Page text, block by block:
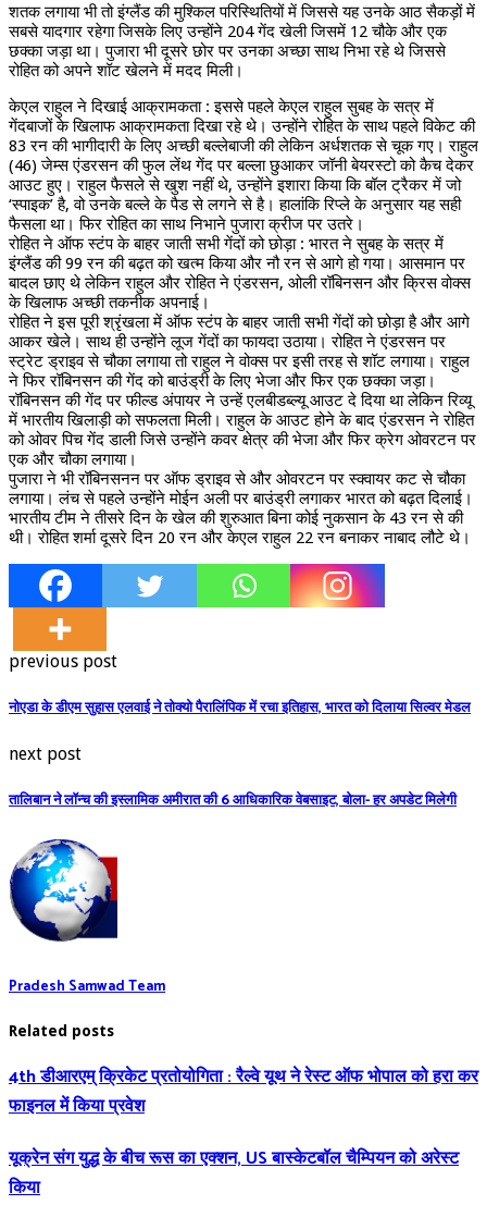
शतक लगाया भी तो इंग्लैंड की मुश्किल परिस्थितियों में जिससे यह उनके आठ सैकड़ों में
सबसे यादगार रहेगा जिसके लिए उन्होंने 204 गेंद खेली जिसमें 12 चौके और एक
छक्का जड़ा था। पुजारा भी दूसरे छोर पर उनका अच्छा साथ निभा रहे थे जिससे
रोहित को अपने शॉट खेलने में मदद मिली।
केएल राहुल ने दिखाई आक्रामकता : इससे पहले केएल राहुल सुबह के सत्र में
गेंदबाजों के खिलाफ आक्रामकता दिखा रहे थे। उन्होंने रोहित के साथ पहले विकेट की
83 रन की भागीदारी के लिए अच्छी बल्लेबाजी की लेकिन अर्धशतक से चूक गए। राहुल
(46) जेम्स एंडरसन की फुल लेंथ गेंद पर बल्ला छुआकर जॉनी बेयरस्टो को कैच देकर
आउट हुए। राहुल फैसले से खुश नहीं थे, उन्होंने इशारा किया कि बॉल ट्रैकर में जो
‘स्पाइक’ है, वो उनके बल्ले के पैड से लगने से है। हालांकि रिप्ले के अनुसार यह सही
फैसला था। फिर रोहित का साथ निभाने पुजारा क्रीज पर उतरे।
रोहित ने ऑफ स्टंप के बाहर जाती सभी गेंदों को छोड़ा : भारत ने सुबह के सत्र में
इंग्लैंड की 99 रन की बढ़त को खत्म किया और नौ रन से आगे हो गया। आसमान पर
बादल छाए थे लेकिन राहुल और रोहित ने एंडरसन, ओली रॉबिनसन और क्रिस वोक्स
के खिलाफ अच्छी तकनीक अपनाई।
रोहित ने इस पूरी श्रृंखला में ऑफ स्टंप के बाहर जाती सभी गेंदों को छोड़ा है और आगे
आकर खेले। साथ ही उन्होंने लूज गेंदों का फायदा उठाया। रोहित ने एंडरसन पर
स्ट्रेट ड्राइव से चौका लगाया तो राहुल ने वोक्स पर इसी तरह से शॉट लगाया। राहुल
ने फिर रॉबिनसन की गेंद को बाउंड्री के लिए भेजा और फिर एक छक्का जड़ा।
रॉबिनसन की गेंद पर फील्ड अंपायर ने उन्हें एलबीडब्ल्यू आउट दे दिया था लेकिन रिव्यू
में भारतीय खिलाड़ी को सफलता मिली। राहुल के आउट होने के बाद एंडरसन ने रोहित
को ओवर पिच गेंद डाली जिसे उन्होंने कवर क्षेत्र की भेजा और फिर क्रेग ओवरटन पर
एक और चौका लगाया।
पुजारा ने भी रॉबिनसनन पर ऑफ ड्राइव से और ओवरटन पर स्क्वायर कट से चौका
लगाया। लंच से पहले उन्होंने मोईन अली पर बाउंड्री लगाकर भारत को बढ़त दिलाई।
भारतीय टीम ने तीसरे दिन के खेल की शुरुआत बिना कोई नुकसान के 43 रन से की
थी। रोहित शर्मा दूसरे दिन 20 रन और केएल राहुल 22 रन बनाकर नाबाद लौटे थे।
previous post
नोएडा के डीएम सुहास एलवाई ने तोक्यो पैरालिंपिक में रचा इतिहास, भारत को दिलाया सिल्वर मेडल
next post
तालिबान ने लॉन्च की इस्लामिक अमीरात की 6 आधिकारिक वेबसाइट, बोला- हर अपडेट मिलेगी
Pradesh Samwad Team
Related posts
4th डीआरएम् क्रिकेट प्रतोयोगिता : रैल्वे यूथ ने रेस्ट ऑफ भोपाल को हरा कर
फाइनल में किया प्रवेश
यूक्रेन संग युद्ध के बीच रूस का एक्शन, US बास्केटबॉल चैम्पियन को अरेस्ट
किया